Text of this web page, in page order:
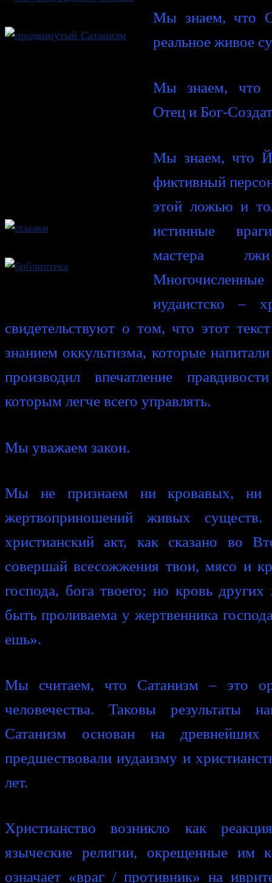
Мы знаем, что
реальное живое
Мы знаем, что
Отец и Бог-
Мы знаем, что
фиктивный
этой ложью и
истинные
мастера
иудаистско –
свидетельствуют о том, что этот
знанием оккультизма, которые
производил впечатление
которым легче всего управлять.
Мы уважаем закон.
Мы не признаем ни кровавых, ни
жертвоприношений живых
христианский акт, как сказано во
совершай всесожжения твои, мясо и
господа, бога твоего; но кровь
быть проливаема у жертвенника
ешь».
Мы считаем, что Сатанизм – это
человечества. Таковы результаты
Сатанизм основан на древнейших
предшествовали иудаизму и
лет.
Христианство возникло как
языческие религии, окрещенные им
означает «враг / противник» на